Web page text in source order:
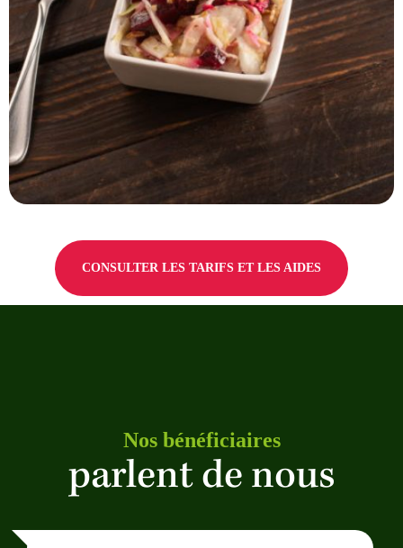
CONSULTER LES TARIFS ET LES AIDES
Nos bénéficiaires
parlent de nous